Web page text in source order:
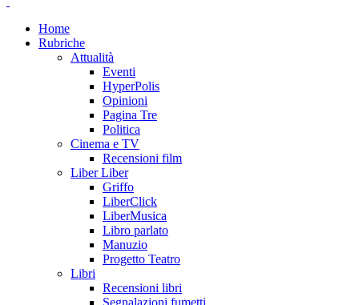
Home
Rubriche
Attualità
Eventi
HyperPolis
Opinioni
Pagina Tre
Politica
Cinema e TV
Recensioni film
Liber Liber
Griffo
LiberClick
LiberMusica
Libro parlato
Manuzio
Progetto Teatro
Libri
Recensioni libri
Segnalazioni fumetti